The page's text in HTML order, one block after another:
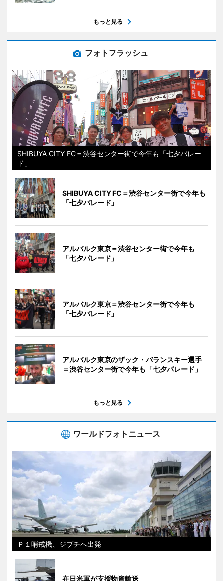
もっと見る
フォトフラッシュ
SHIBUYA CITY FC＝渋谷センター街で今年も「七夕パレー
ド」
SHIBUYA CITY FC＝渋谷センター街で今年も
「七夕パレード」
アルバルク東京＝渋谷センター街で今年も
「七夕パレード」
アルバルク東京＝渋谷センター街で今年も
「七夕パレード」
アルバルク東京のザック・バランスキー選手
＝渋谷センター街で今年も「七夕パレード」
もっと見る
ワールドフォトニュース
Ｐ１哨戒機、ジブチへ出発
在日米軍が支援物資輸送